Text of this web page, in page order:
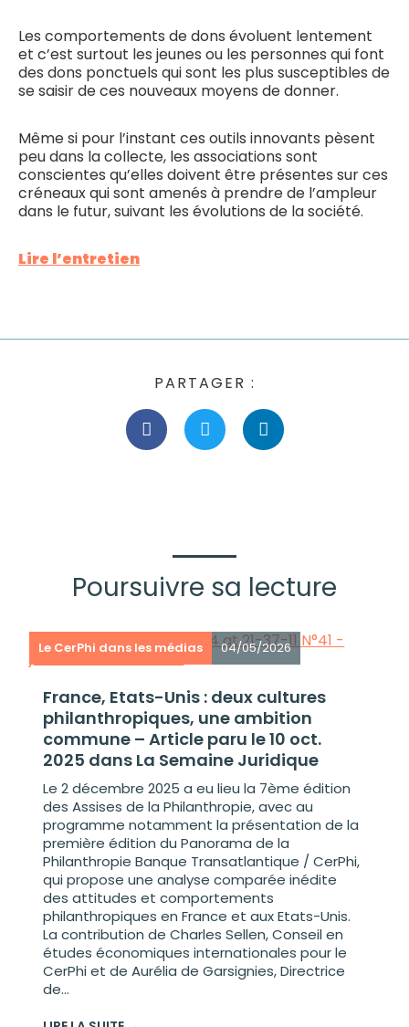
Les comportements de dons évoluent lentement
et c’est surtout les jeunes ou les personnes qui font
des dons ponctuels qui sont les plus susceptibles de
se saisir de ces nouveaux moyens de donner.
Même si pour l’instant ces outils innovants pèsent
peu dans la collecte, les associations sont
conscientes qu’elles doivent être présentes sur ces
créneaux qui sont amenés à prendre de l’ampleur
dans le futur, suivant les évolutions de la société.
Lire l’entretien
PARTAGER :
Poursuivre sa lecture
Le CerPhi dans les médias 04/05/2026
France, Etats-Unis : deux cultures
philanthropiques, une ambition
commune – Article paru le 10 oct.
2025 dans La Semaine Juridique
Le 2 décembre 2025 a eu lieu la 7ème édition
des Assises de la Philanthropie, avec au
programme notamment la présentation de la
première édition du Panorama de la
Philanthropie Banque Transatlantique / CerPhi,
qui propose une analyse comparée inédite
des attitudes et comportements
philanthropiques en France et aux Etats-Unis.
La contribution de Charles Sellen, Conseil en
études économiques internationales pour le
CerPhi et de Aurélia de Garsignies, Directrice
de...